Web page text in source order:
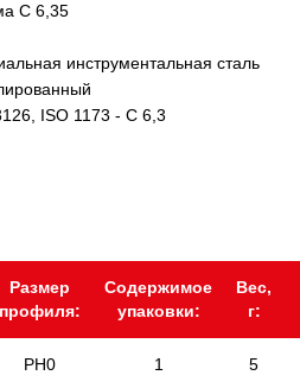
C 6,35
инструментальная сталь
ISO 1173 - C 6,3
Размер
профиля:
Содержимое
упаковки:
Вес,
г:
PH0 1 5